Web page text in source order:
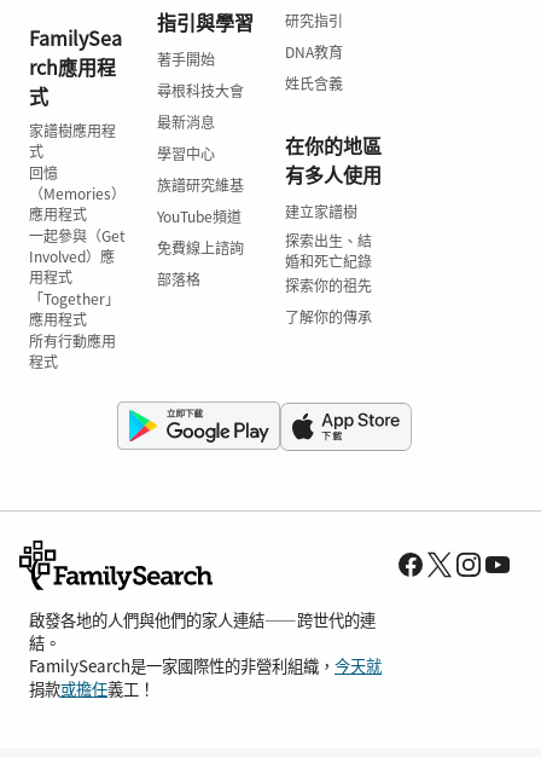
FamilySea
rch應用程
式
家譜樹應用程
式
回憶
（Memories）
應用程式
一起參與（Get
Involved）應
用程式
「Together」
應用程式
所有行動應用
程式
指引與學習
著手開始
尋根科技大會
最新消息
學習中心
族譜研究維基
YouTube頻道
免費線上諮詢
部落格
研究指引
DNA教育
姓氏含義
在你的地區
有多人使用
建立家譜樹
探索出生、結
婚和死亡紀錄
探索你的祖先
了解你的傳承
啟發各地的人們與他們的家人連結——跨世代的連
結。
FamilySearch是一家國際性的非營利組織， 今天就
捐款或擔任義工！